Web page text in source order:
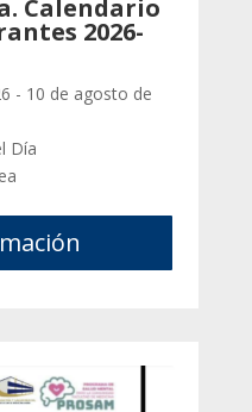
Calendario
2026-
- 10 de agosto de
Día